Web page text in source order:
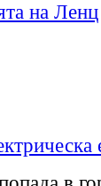
на Ленц